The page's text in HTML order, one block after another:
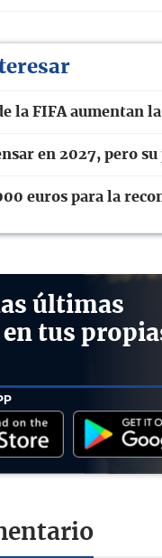
la FIFA aumentan
en 2027, pero
euros para la
últimas
tus